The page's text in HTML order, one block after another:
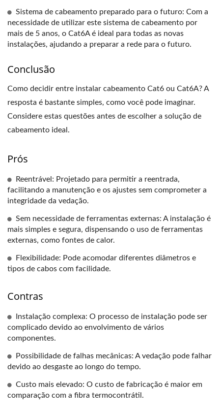
Sistema de cabeamento preparado para o futuro: Com a
necessidade de utilizar este sistema de cabeamento por
mais de 5 anos, o Cat6A é ideal para todas as novas
instalações, ajudando a preparar a rede para o futuro.
Conclusão
Como decidir entre instalar cabeamento Cat6 ou Cat6A? A
resposta é bastante simples, como você pode imaginar.
Considere estas questões antes de escolher a solução de
cabeamento ideal.
Prós
Reentrável: Projetado para permitir a reentrada,
facilitando a manutenção e os ajustes sem comprometer a
integridade da vedação.
Sem necessidade de ferramentas externas: A instalação é
mais simples e segura, dispensando o uso de ferramentas
externas, como fontes de calor.
Flexibilidade: Pode acomodar diferentes diâmetros e
tipos de cabos com facilidade.
Contras
Instalação complexa: O processo de instalação pode ser
complicado devido ao envolvimento de vários
componentes.
Possibilidade de falhas mecânicas: A vedação pode falhar
devido ao desgaste ao longo do tempo.
Custo mais elevado: O custo de fabricação é maior em
comparação com a fibra termocontrátil.